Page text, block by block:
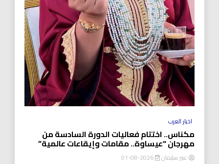
اخبار العرب
مكناس.. اختتام فعاليات الدورة السادسة من
مهرجان “عيساوة.. مقامات وإيقاعات عالمية”
عبير سليمان 2026-08-01